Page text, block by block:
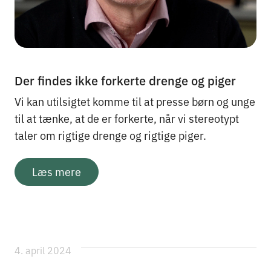
Der findes ikke forkerte drenge og piger
Vi kan utilsigtet komme til at presse børn og unge
til at tænke, at de er forkerte, når vi stereotypt
taler om rigtige drenge og rigtige piger.
Læs mere
4. april 2024